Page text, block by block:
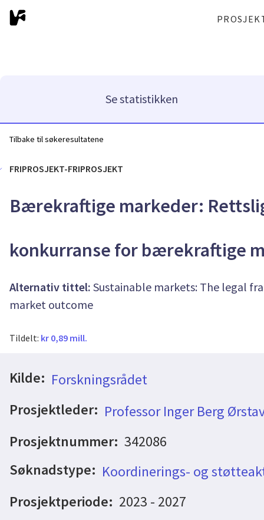
Se statistikken
Tilbake til søkeresultatene
FRIPROSJEKT-FRIPROSJEKT
Bærekraftige markeder:
konkurranse for bærekraftige
Alternativ tittel: Sustainable markets: The legal
market outcome
Tildelt: kr 0,89 mill.
Kilde: Forskningsrådet
Prosjektleder: Professor Inger Berg
Prosjektnummer: 342086
Søknadstype: Koordinerings- og
Prosjektperiode: 2023 - 2027